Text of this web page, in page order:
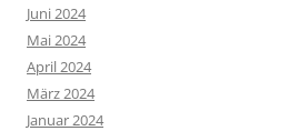
Juni 2024
Mai 2024
April 2024
März 2024
Januar 2024